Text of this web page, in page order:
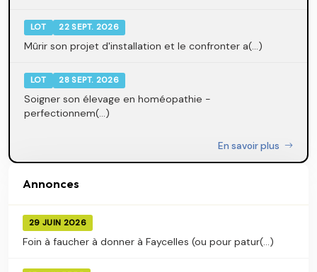
LOT 22 SEPT. 2026
Mûrir son projet d'installation et le confronter a(...)
LOT 28 SEPT. 2026
Soigner son élevage en homéopathie -
perfectionnem(...)
En savoir plus
Annonces
29 JUIN 2026
Foin à faucher à donner à Faycelles (ou pour patur(...)